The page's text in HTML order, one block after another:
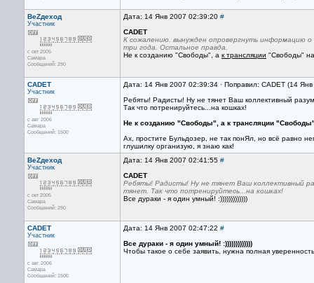
ВеZдеход
Участник
с окт 2005
Самара
Сообщений: 290
Дата: 14 Янв 2007 02:39:20 #
CADET
К сожалению. вынужден опровергнуть информацию
три года. Остальное правда.
Не к созданию "Свободы", а к трансляции "Свободы"
CADET
Участник
с авг 2006
Самара
Сообщений: 1500
Дата: 14 Янв 2007 02:39:34 · Поправил: CADET (14
Ребяты! Радисты! Ну не тянет Ваш коллективный
Так что потренируйтесь...на кошках!
Не к созданию "Свободы", а к трансляции
Ах, простите Бульдозер, не так понЯл, но всё равно
глушилку организую, я знаю как!
ВеZдеход
Участник
с окт 2005
Самара
Сообщений: 290
Дата: 14 Янв 2007 02:41:55 #
CADET
Ребяты! Радисты! Ну не тянет Ваш коллективный
тянет. Так что потренируйтесь...на кошках!
Все дураки - я один умный! :)))))))))))))
CADET
Участник
с авг 2006
Самара
Сообщений: 1500
Дата: 14 Янв 2007 02:47:22 #
Все дураки - я один умный! :)))))))))))))
Чтобы такое о себе заявить, нужна полная